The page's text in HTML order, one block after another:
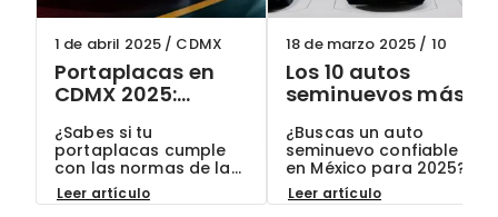
1 de abril 2025 / CDMX
Portaplacas en
CDMX 2025:
permitidos y
cómo evitar
multas?
¿Sabes si tu
portaplacas cumple
con las normas de la
CDMX? Descubre qué
modelos están
Leer artículo
18 de marzo 2025 / 10
Los 10 autos
seminuevos más
México para 2025:
Guía actualizada
¿Buscas un auto
seminuevo confiable
en México para 2025?
Conoce los 10 modelos
más recomendados
Leer artículo